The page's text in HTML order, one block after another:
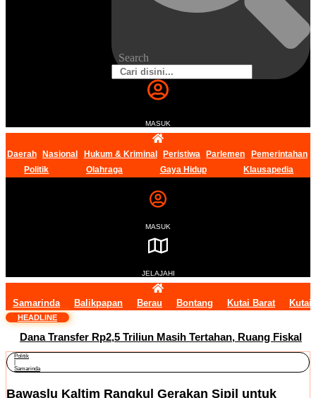
Search
MASUK
Daerah Nasional Hukum & Kriminal Peristiwa Parlemen
Pemerintahan
Politik
Olahraga Gaya Hidup Klausapedia
MASUK
JELAJAHI
Samarinda Balikpapan Berau Bontang Kutai Barat Kutai
HEADLINE
Dana Transfer Rp2,5 Triliun Masih Tertahan, Ruang Fiskal
Kaltim Kian Terhimpit
Raperda di Luar Propemperda, Fokus Perkuat PAD dan
Politik
Samarinda
Bawaslu Kaltim Rangkul Gerakan Sipil untuk